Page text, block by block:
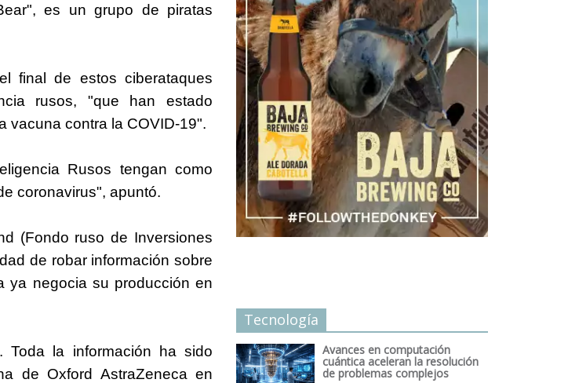
es un grupo de piratas
final de estos ciberataques
rusos, "que han estado
vacuna contra la COVID-19".
Rusos tengan como
coronavirus", apuntó.
(Fondo ruso de Inversiones
de robar información sobre
ya negocia su producción en
la información ha sido
de Oxford AstraZeneca en
Tecnología
Avances en computación
cuántica aceleran la resolución
de problemas complejos